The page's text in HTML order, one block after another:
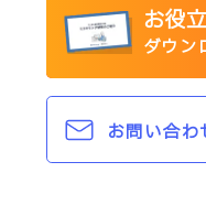
Skill Builder
「安心サンドボックス
お役
ダウン
お問い合わ